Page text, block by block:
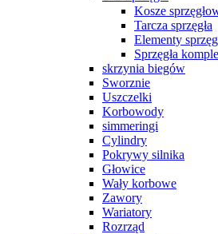
Kosze
Tarcza sprzęgła
Elementy
Sprzęgła
skrzynia biegów
Sworznie
Uszczelki
Korbowody
simmeringi
Cylindry
Pokrywy silnika
Głowice
Wały korbowe
Zawory
Wariatory
Rozrząd